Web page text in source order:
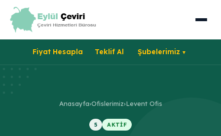
Fiyat Hesapla Teklif Al Şubelerimiz
Anasayfa›Ofislerimiz›Levent Ofis
5 AKTIF